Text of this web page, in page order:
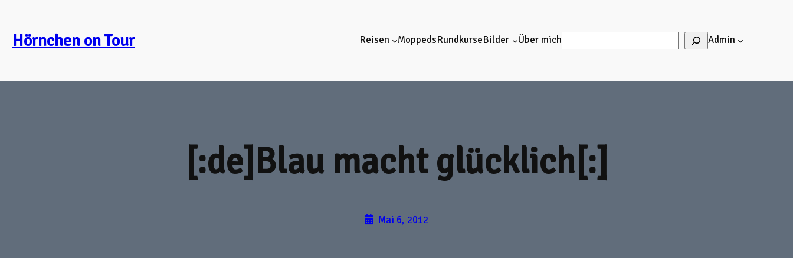
springen
Hörnchen on Tour Reisen MoppedsRundkurseBilder Über michSuchen Admin
[:de]Blau macht glücklich[:]
Mai 6, 2012